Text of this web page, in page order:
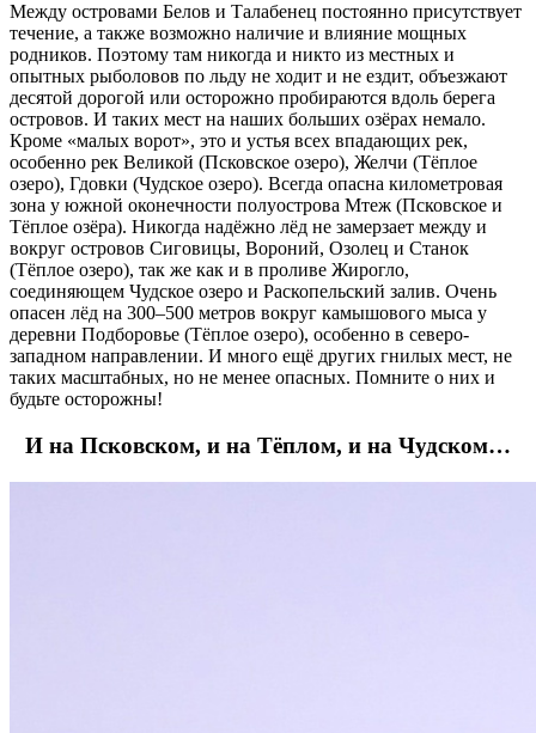
Между островами Белов и Талабенец постоянно присутствует
течение, а также возможно наличие и влияние мощных
родников. Поэтому там никогда и никто из местных и
опытных рыболовов по льду не ходит и не ездит, объезжают
десятой дорогой или осторожно пробираются вдоль берега
островов. И таких мест на наших больших озёрах немало.
Кроме «малых ворот», это и устья всех впадающих рек,
особенно рек Великой (Псковское озеро), Желчи (Тёплое
озеро), Гдовки (Чудское озеро). Всегда опасна километровая
зона у южной оконечности полуострова Мтеж (Псковское и
Тёплое озёра). Никогда надёжно лёд не замерзает между и
вокруг островов Сиговицы, Вороний, Озолец и Станок
(Тёплое озеро), так же как и в проливе Жирогло,
соединяющем Чудское озеро и Раскопельский залив. Очень
опасен лёд на 300–500 метров вокруг камышового мыса у
деревни Подборовье (Тёплое озеро), особенно в северо-
западном направлении. И много ещё других гнилых мест, не
таких масштабных, но не менее опасных. Помните о них и
будьте осторожны!
И на Псковском, и на Тёплом, и на Чудском…